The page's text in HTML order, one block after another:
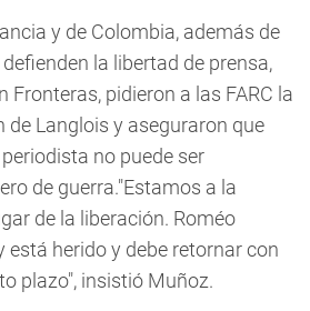
y de Colombia, además de
la libertad de prensa,
Fronteras, pidieron a las FARC la
de Langlois y aseguraron que
no puede ser
de guerra."Estamos a la
de la liberación. Roméo
está herido y debe retornar con
plazo", insistió Muñoz.